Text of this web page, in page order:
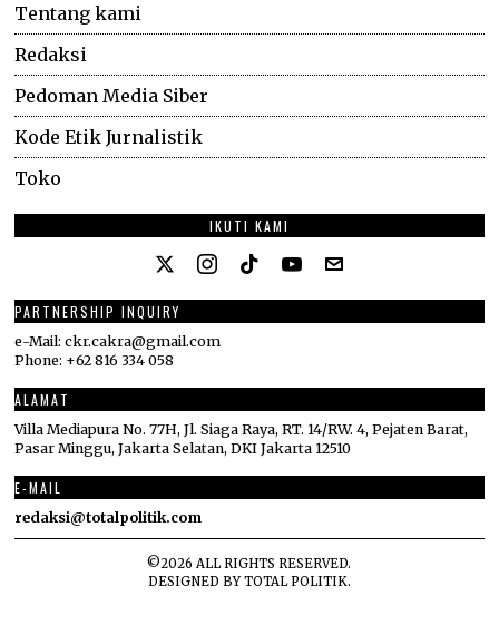
Tentang kami
Redaksi
Pedoman Media Siber
Kode Etik Jurnalistik
Toko
IKUTI KAMI
PARTNERSHIP INQUIRY
e-Mail: ckr.cakra@gmail.com
Phone: +62 816 334 058
ALAMAT
Villa Mediapura No. 77H, Jl. Siaga Raya, RT. 14/RW. 4, Pejaten Barat,
Pasar Minggu, Jakarta Selatan, DKI Jakarta 12510
E-MAIL
redaksi@totalpolitik.com
©2026 ALL RIGHTS RESERVED.
DESIGNED BYTOTAL POLITIK.